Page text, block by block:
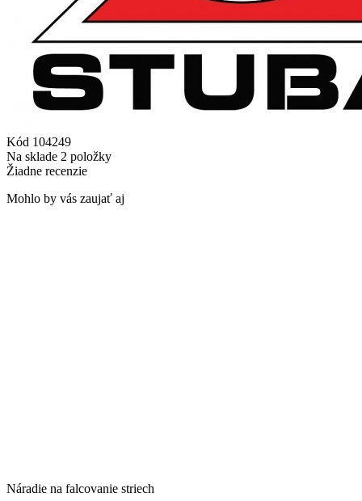
Kód 104249
Na sklade 2 položky
Žiadne recenzie
Mohlo by vás zaujať aj
Náradie na falcovanie striech